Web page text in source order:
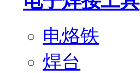
电烙铁
焊台